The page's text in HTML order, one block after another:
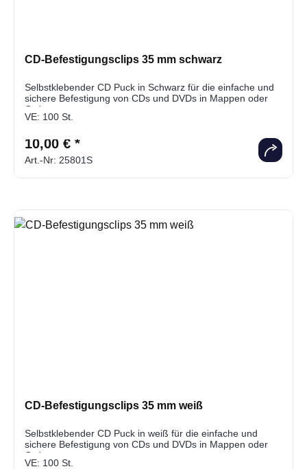
CD-Befestigungsclips 35 mm schwarz
Selbstklebender CD Puck in Schwarz für die einfache und
sichere Befestigung von CDs und DVDs in Mappen oder
Ordnern
VE: 100 St.
10,00 € *
Art.-Nr: 25801S
CD-Befestigungsclips 35 mm weiß
Selbstklebender CD Puck in weiß für die einfache und
sichere Befestigung von CDs und DVDs in Mappen oder
Ordnern
VE: 100 St.